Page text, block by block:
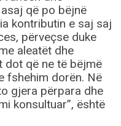
që po bëjnë
kontributin e saj saj
përveçse duke
aleatët dhe
dot që ne të bëjmë
fshehim dorën. Në
gjera përpara dhe
konsultuar”, është